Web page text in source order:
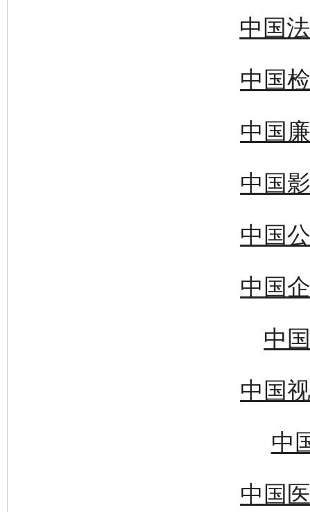
中国
中国
中国
中国
中国
中国
中
中国
中
中国